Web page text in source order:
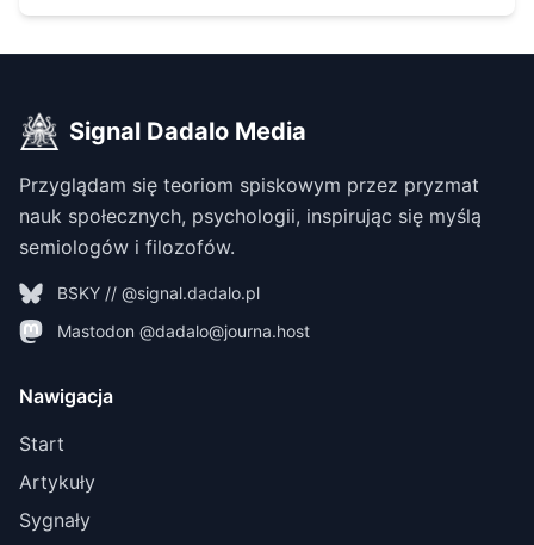
Signal Dadalo Media
Przyglądam się teoriom spiskowym przez pryzmat
nauk społecznych, psychologii, inspirując się myślą
semiologów i filozofów.
BSKY // @signal.dadalo.pl
Mastodon @dadalo@journa.host
Nawigacja
Start
Artykuły
Sygnały